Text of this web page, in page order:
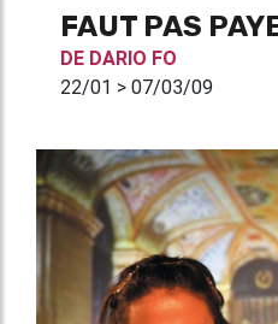
FAUT PAS
DE DARIO FO
22/01 > 07/03/09